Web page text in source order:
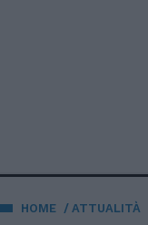
HOME ATTUALITÀ